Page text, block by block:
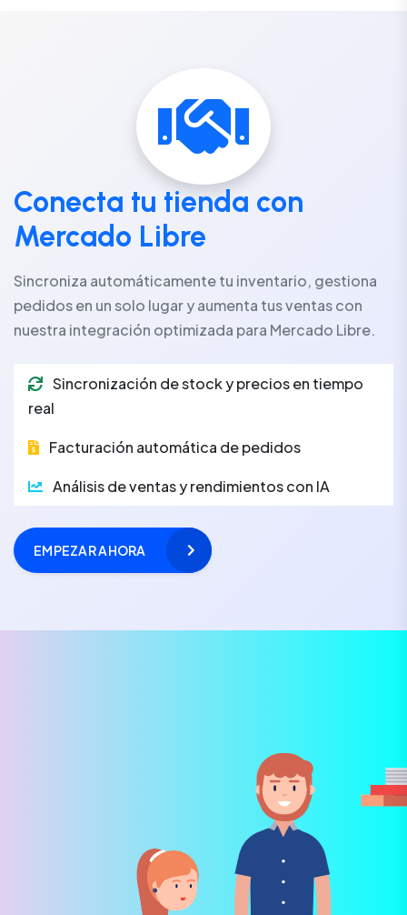
Conecta tu tienda con
Mercado Libre
Sincroniza automáticamente tu inventario, gestiona
pedidos en un solo lugar y aumenta tus ventas con
nuestra integración optimizada para Mercado Libre.
Sincronización de stock y precios en tiempo
real
Facturación automática de pedidos
Análisis de ventas y rendimientos con IA
EMPEZAR AHORA